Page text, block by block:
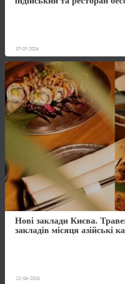
07-07-2026
Нові заклади Києва.
закладів місяця азійські
12-06-2026